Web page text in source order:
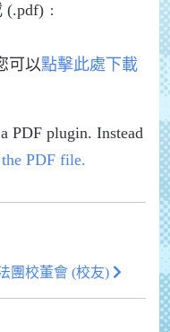
可以點擊此處下載
PDF plugin. Instead
PDF file.
團校董會 (校友)